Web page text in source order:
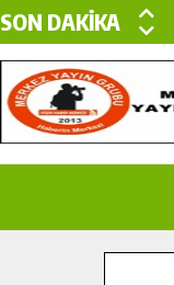
SON DAKİKA